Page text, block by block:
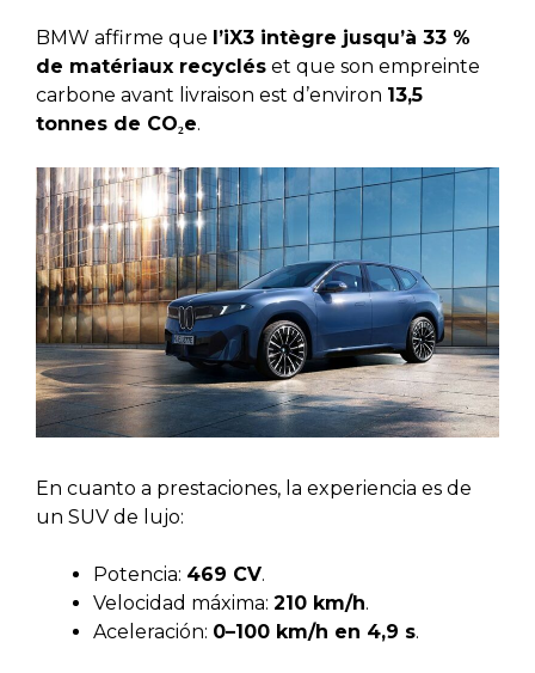
BMW affirme que l’iX3 intègre jusqu’à 33 %
de matériaux recyclés et que son empreinte
carbone avant livraison est d’environ 13,5
tonnes de CO₂e.
En cuanto a prestaciones, la experiencia es de
un SUV de lujo:
Potencia: 469 CV.
Velocidad máxima: 210 km/h.
Aceleración: 0–100 km/h en 4,9 s.